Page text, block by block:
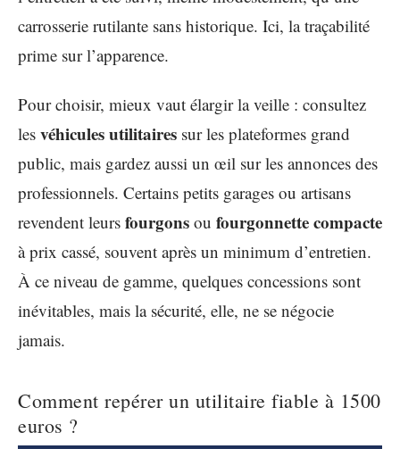
carrosserie rutilante sans historique. Ici, la traçabilité
prime sur l’apparence.
Pour choisir, mieux vaut élargir la veille : consultez
les véhicules utilitaires sur les plateformes grand
public, mais gardez aussi un œil sur les annonces des
professionnels. Certains petits garages ou artisans
revendent leurs fourgons ou fourgonnette compacte
à prix cassé, souvent après un minimum d’entretien.
À ce niveau de gamme, quelques concessions sont
inévitables, mais la sécurité, elle, ne se négocie
jamais.
Comment repérer un utilitaire fiable à 1500
euros ?